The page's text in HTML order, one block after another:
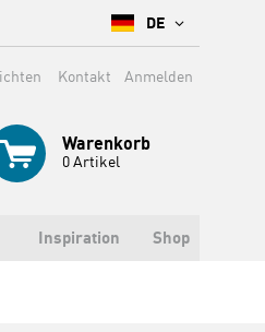
DE
Anmelden
Kontakt
Warenkorb
0Artikel
Inspiration Shop